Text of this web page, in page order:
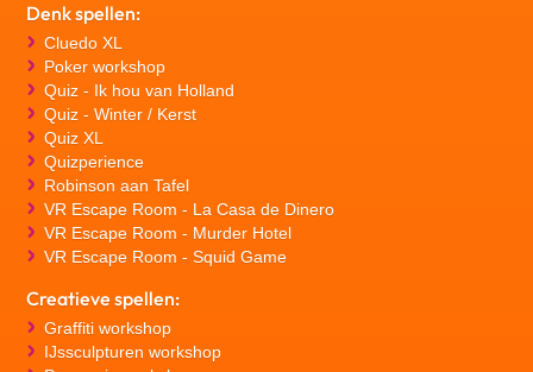
Denk spellen:
Cluedo XL
Poker workshop
Quiz - Ik hou van Holland
Quiz - Winter / Kerst
Quiz XL
Quizperience
Robinson aan Tafel
VR Escape Room - La Casa de Dinero
VR Escape Room - Murder Hotel
VR Escape Room - Squid Game
Creatieve spellen:
Graffiti workshop
IJssculpturen workshop